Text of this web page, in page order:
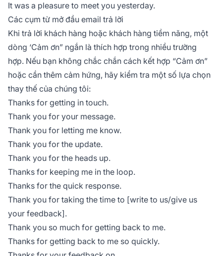
It was a pleasure to meet you yesterday.
Các cụm từ mở đầu email trả lời
Khi trả lời khách hàng hoặc khách hàng tiềm năng, một
dòng ‘Cảm ơn” ngắn là thích hợp trong nhiều trường
hợp. Nếu bạn không chắc chắn cách kết hợp “Cảm ơn”
hoặc cần thêm cảm hứng, hãy kiểm tra một số lựa chọn
thay thế của chúng tôi:
Thanks for getting in touch.
Thank you for your message.
Thank you for letting me know.
Thank you for the update.
Thank you for the heads up.
Thanks for keeping me in the loop.
Thanks for the quick response.
Thank you for taking the time to [write to us/give us
your feedback].
Thank you so much for getting back to me.
Thanks for getting back to me so quickly.